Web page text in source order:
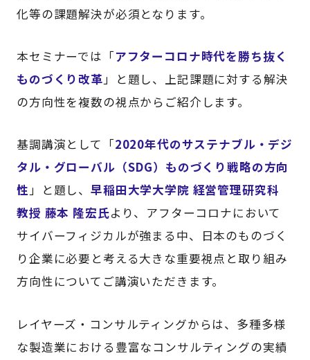
化等の課題解決が必須となります。
本セミナーでは「アフターコロナ時代を勝ち抜く
ものづくり改革」と題し、上記課題に対する解決
の方向性を複数の視点からご紹介します。
基調講演として「2020年代のサステナブル・デジ
タル・グローバル（SDG）ものづくり戦略の方向
性」と題し、早稲田大学大学院 経営管理研究科
教授 藤本 隆宏氏より、アフターコロナにおいて
サイバーフィジカルが強まる中、日本のものづく
り企業に必要と考える大きな重要視点と取り組み
方向性についてご講演いただきます。
レイヤーズ・コンサルティングからは、多種多様
な製造業における豊富なコンサルティングの実績